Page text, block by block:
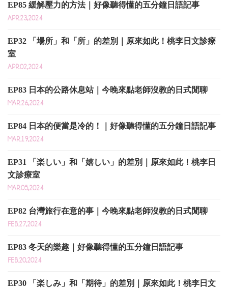
EP85 緩解壓力的方法｜好像聽得懂的五分鐘日語記事
APR.23,2024
EP32 「場所」和「所」的差別｜原來如此！桃李日文診療
室
APR.02,2024
EP83 日本的公路休息站｜今晚來點老師沒教的日式閒聊
MAR.26,2024
EP84 日本的便當是冷的！｜好像聽得懂的五分鐘日語記事
MAR.19,2024
EP31 「楽しい」和「嬉しい」的差別｜原來如此！桃李日
文診療室
MAR.05,2024
EP82 台灣旅行在意的事｜今晚來點老師沒教的日式閒聊
FEB.27,2024
EP83 冬天的樂趣｜好像聽得懂的五分鐘日語記事
FEB.20,2024
EP30 「楽しみ」和「期待」的差別｜原來如此！桃李日文